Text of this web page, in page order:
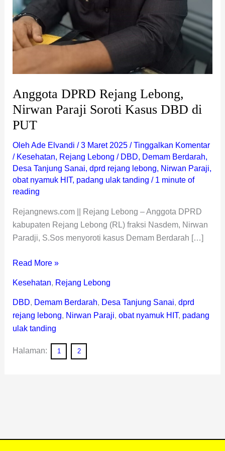
Anggota DPRD Rejang Lebong,
Nirwan Paraji Soroti Kasus DBD di
PUT
Oleh Ade Elvandi /3 Maret 2025 /Tinggalkan Komentar
/ Kesehatan, Rejang Lebong / DBD, Demam Berdarah,
Desa Tanjung Sanai, dprd rejang lebong, Nirwan Paraji,
obat nyamuk HIT, padang ulak tanding / 1 minute of
reading
Rejangnews.com || Rejang Lebong – Anggota DPRD
kabupaten Rejang Lebong (RL) fraksi Nasdem, Nirwan
Paradji, S.Sos menyoroti kasus Demam Berdarah […]
PUT
Read More »
Kesehatan, Rejang Lebong
DBD, Demam Berdarah, Desa Tanjung Sanai, dprd
rejang lebong, Nirwan Paraji, obat nyamuk HIT, padang
ulak tanding
Halaman: 1 2